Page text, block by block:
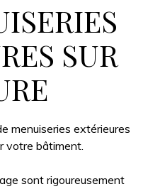
SUR
menuiseries extérieures
votre bâtiment.
sont rigoureusement